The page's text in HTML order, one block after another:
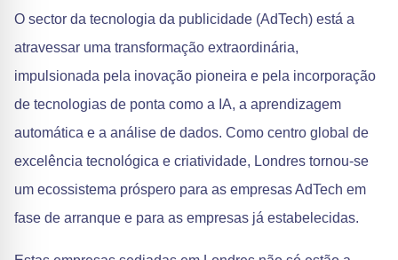
O sector da tecnologia da publicidade (AdTech) está a
atravessar uma transformação extraordinária,
impulsionada pela inovação pioneira e pela incorporação
de tecnologias de ponta como a IA, a aprendizagem
automática e a análise de dados. Como centro global de
excelência tecnológica e criatividade, Londres tornou-se
um ecossistema próspero para as empresas AdTech em
fase de arranque e para as empresas já estabelecidas.